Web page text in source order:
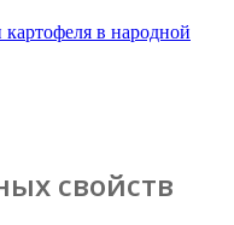
в народной
свойств